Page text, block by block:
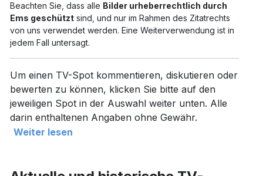
Beachten Sie, dass alle Bilder urheberrechtlich durch
Ems geschütztsind, und nur im Rahmen des Zitatrechts
von uns verwendet werden. Eine Weiterverwendung ist in
jedem Fall untersagt.
Um einen TV-Spot kommentieren, diskutieren oder
bewerten zu können, klicken Sie bitte auf den
jeweiligen Spot in der Auswahl weiter unten. Alle
darin enthaltenen Angaben ohne Gewähr.
Weiter lesen